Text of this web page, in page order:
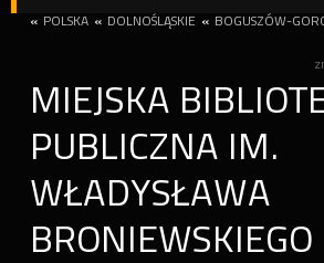
« POLSKA « DOLNOŚLĄSKIE « BOGUSZÓW-
MIEJSKA
PUBLICZNA IM.
WŁADYSŁAWA
BRONIEWSKIEGO